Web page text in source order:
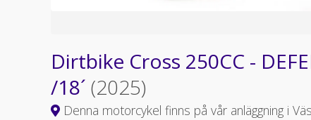
Dirtbike Cross 250CC -
/18´ (2025)
Denna motorcykel finns på vår anläggning i